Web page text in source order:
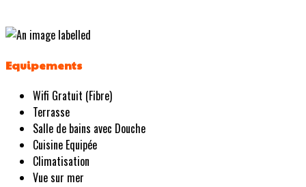
Equipements
Wifi Gratuit (Fibre)
Terrasse
Salle de bains avec Douche
Cuisine Equipée
Climatisation
Vue sur mer